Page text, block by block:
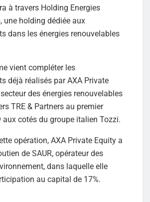
à travers Holding Energies
une holding dédiée aux
dans les énergies renouvelables
vient compléter les
déjà réalisés par AXA Private
des énergies renouvelables
TRE & Partners au premier
aux cotés du groupe italien Tozzi.
opération, AXA Private Equity a
de SAUR, opérateur des
dans laquelle elle
au capital de 17%.